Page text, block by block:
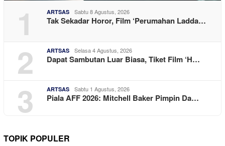
1 ARTSAS Sabtu 8 Agustus, 2026
Tak Sekadar Horor, Film ‘Perumahan Ladda…
2 ARTSAS Selasa 4 Agustus, 2026
Dapat Sambutan Luar Biasa, Tiket Film ‘H…
3 ARTSAS Sabtu 1 Agustus, 2026
Piala AFF 2026: Mitchell Baker Pimpin Da…
TOPIK POPULER